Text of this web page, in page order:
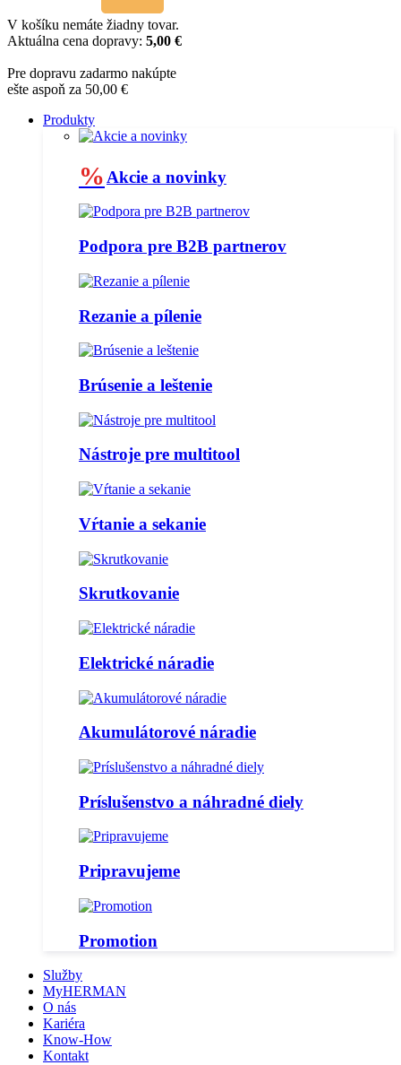
V košíku nemáte žiadny tovar.
Aktuálna cena dopravy: 5,00 €
Pre dopravu zadarmo nakúpte
ešte aspoň za 50,00 €
Produkty
% Akcie a novinky
Podpora pre B2B partnerov
Rezanie a pílenie
Brúsenie a leštenie
Nástroje pre multitool
Vŕtanie a sekanie
Skrutkovanie
Elektrické náradie
Akumulátorové náradie
Príslušenstvo a náhradné diely
Pripravujeme
Promotion
Služby
MyHERMAN
O nás
Kariéra
Know-How
Kontakt